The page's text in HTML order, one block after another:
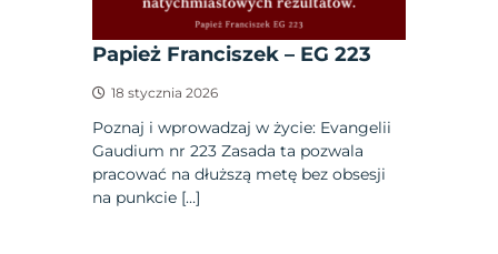
Papież Franciszek – EG 223
18 stycznia 2026
Poznaj i wprowadzaj w życie: Evangelii
Gaudium nr 223 Zasada ta pozwala
pracować na dłuższą metę bez obsesji
na punkcie […]